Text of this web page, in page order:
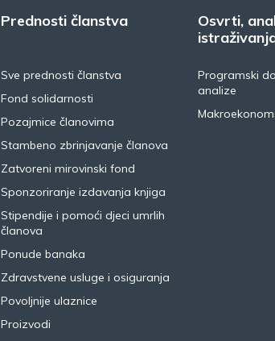
Prednosti članstva
Sve prednosti članstva
Fond solidarnosti
Pozajmice članovima
Stambeno zbrinjavanje članova
Zatvoreni mirovinski fond
Sponzoriranje izdavanja knjiga
Stipendije i pomoći djeci umrlih
članova
Ponude banaka
Zdravstvene usluge i osiguranja
Povoljnije ulaznice
Proizvodi
Osvrti,
Programski
analize